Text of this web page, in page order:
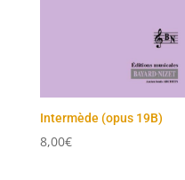
Intermède (opus 19B)
8,00€